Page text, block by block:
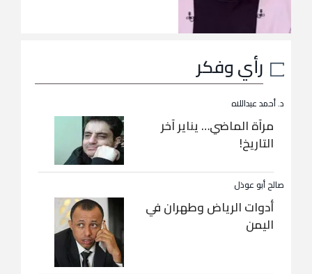
رأي وفكر
د. أحمد عبداللاه
مرآة الماضي… يناير آخر
التاريخ!
صالح أبو عوذل
أدوات الرياض وطهران في
اليمن